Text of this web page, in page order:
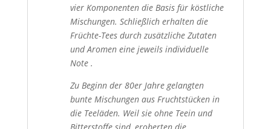
vier Komponenten die Basis für köstliche
Mischungen. Schließlich erhalten die
Früchte-Tees durch zusätzliche Zutaten
und Aromen eine jeweils individuelle
Note .
Zu Beginn der 80er Jahre gelangten
bunte Mischungen aus Fruchtstücken in
die Teeläden. Weil sie ohne Teein und
Bitterstoffe sind, eroberten die